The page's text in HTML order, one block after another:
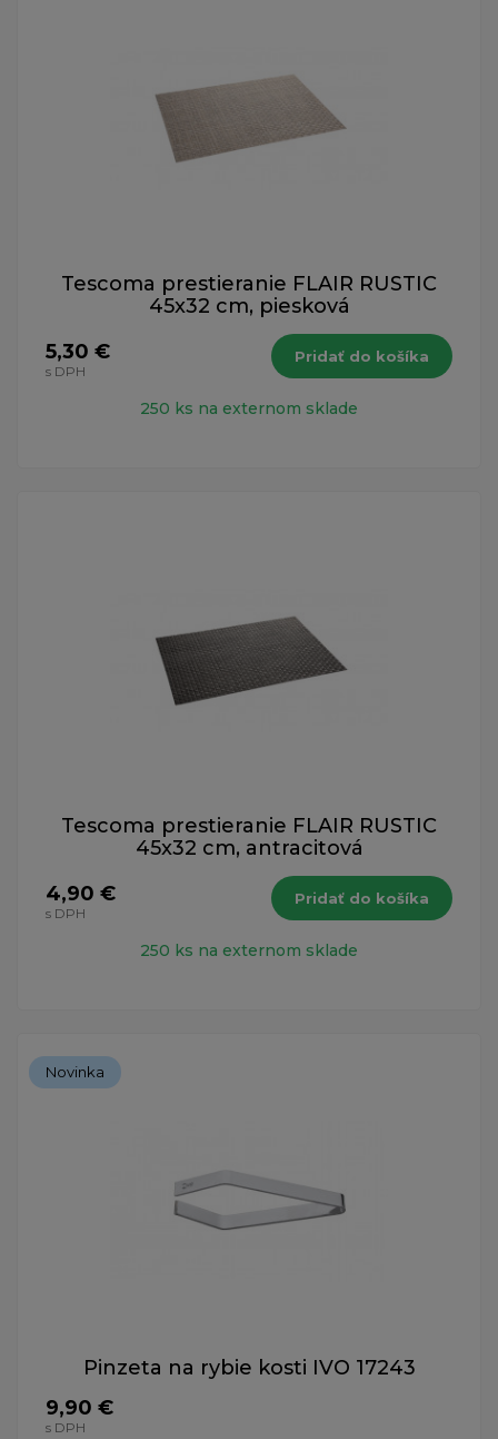
Tescoma prestieranie FLAIR RUSTIC
45x32 cm, piesková
5,30 €
s DPH
Pridať do košíka
250 ks na externom sklade
Tescoma prestieranie FLAIR RUSTIC
45x32 cm, antracitová
4,90 €
s DPH
Pridať do košíka
250 ks na externom sklade
Novinka
Pinzeta na rybie kosti IVO 17243
9,90 €
s DPH